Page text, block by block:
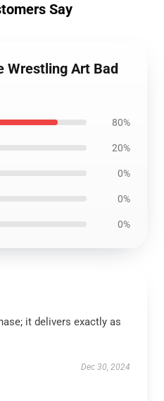
Say
Wrestling Art Bad
80%
20%
0%
0%
0%
it delivers exactly as
Dec 30, 2024